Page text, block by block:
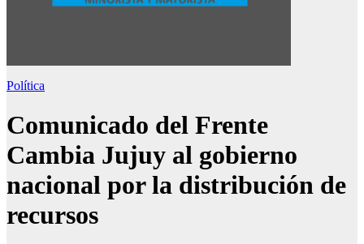
Política
Comunicado del Frente
Cambia Jujuy al gobierno
nacional por la distribución de
recursos